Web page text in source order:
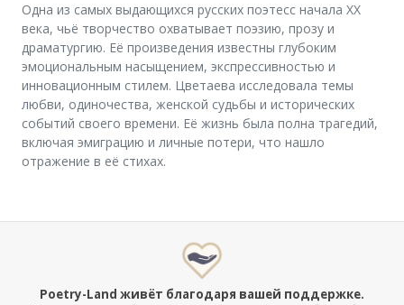
Одна из самых выдающихся русских поэтесс начала XX
века, чьё творчество охватывает поэзию, прозу и
драматургию. Её произведения известны глубоким
эмоциональным насыщением, экспрессивностью и
инновационным стилем. Цветаева исследовала темы
любви, одиночества, женской судьбы и исторических
событий своего времени. Её жизнь была полна трагедий,
включая эмиграцию и личные потери, что нашло
отражение в её стихах.
Poetry-Land живёт благодаря вашей поддержке.